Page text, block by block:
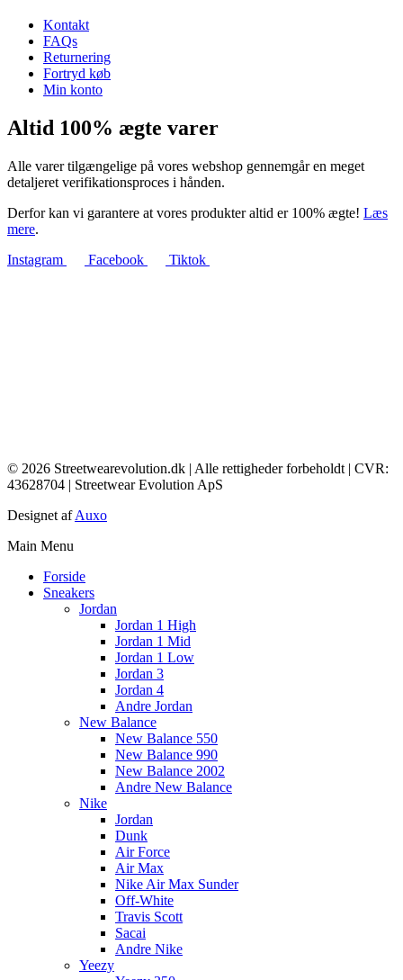
Kontakt
FAQs
Returnering
Fortryd køb
Min konto
Altid 100% ægte varer
Alle varer tilgængelige på vores webshop gennemgår en meget
detaljeret verifikationsproces i hånden.
Derfor kan vi garantere at vores produkter altid er 100% ægte! Læs
mere.
Instagram
Facebook Tiktok
© 2026 Streetwearevolution.dk | Alle rettigheder forbeholdt | CVR:
43628704 | Streetwear Evolution ApS
Designet afAuxo
Main Menu
Forside
Sneakers
Jordan
Jordan 1 High
Jordan 1 Mid
Jordan 1 Low
Jordan 3
Jordan 4
Andre Jordan
New Balance
New Balance 550
New Balance 990
New Balance 2002
Andre New Balance
Nike
Jordan
Dunk
Air Force
Air Max
Nike Air Max Sunder
Off-White
Travis Scott
Sacai
Andre Nike
Yeezy